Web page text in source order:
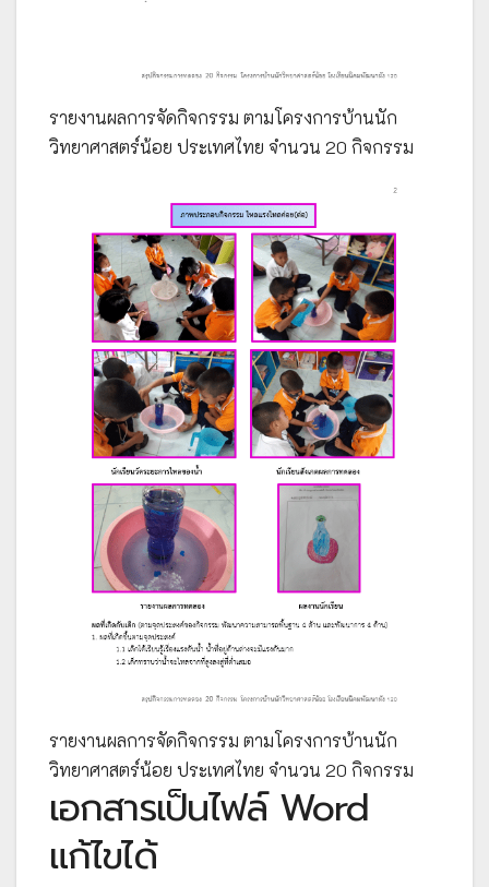
รายงานผลการจัดกิจกรรม ตามโครงการบ้านนัก
วิทยาศาสตร์น้อย ประเทศไทย จำนวน 20 กิจกรรม
รายงานผลการจัดกิจกรรม ตามโครงการบ้านนัก
วิทยาศาสตร์น้อย ประเทศไทย จำนวน 20 กิจกรรม
เอกสารเป็นไฟล์ Word
แก้ไขได้